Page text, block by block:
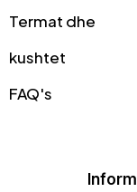
Termat dhe
kushtet
FAQ's